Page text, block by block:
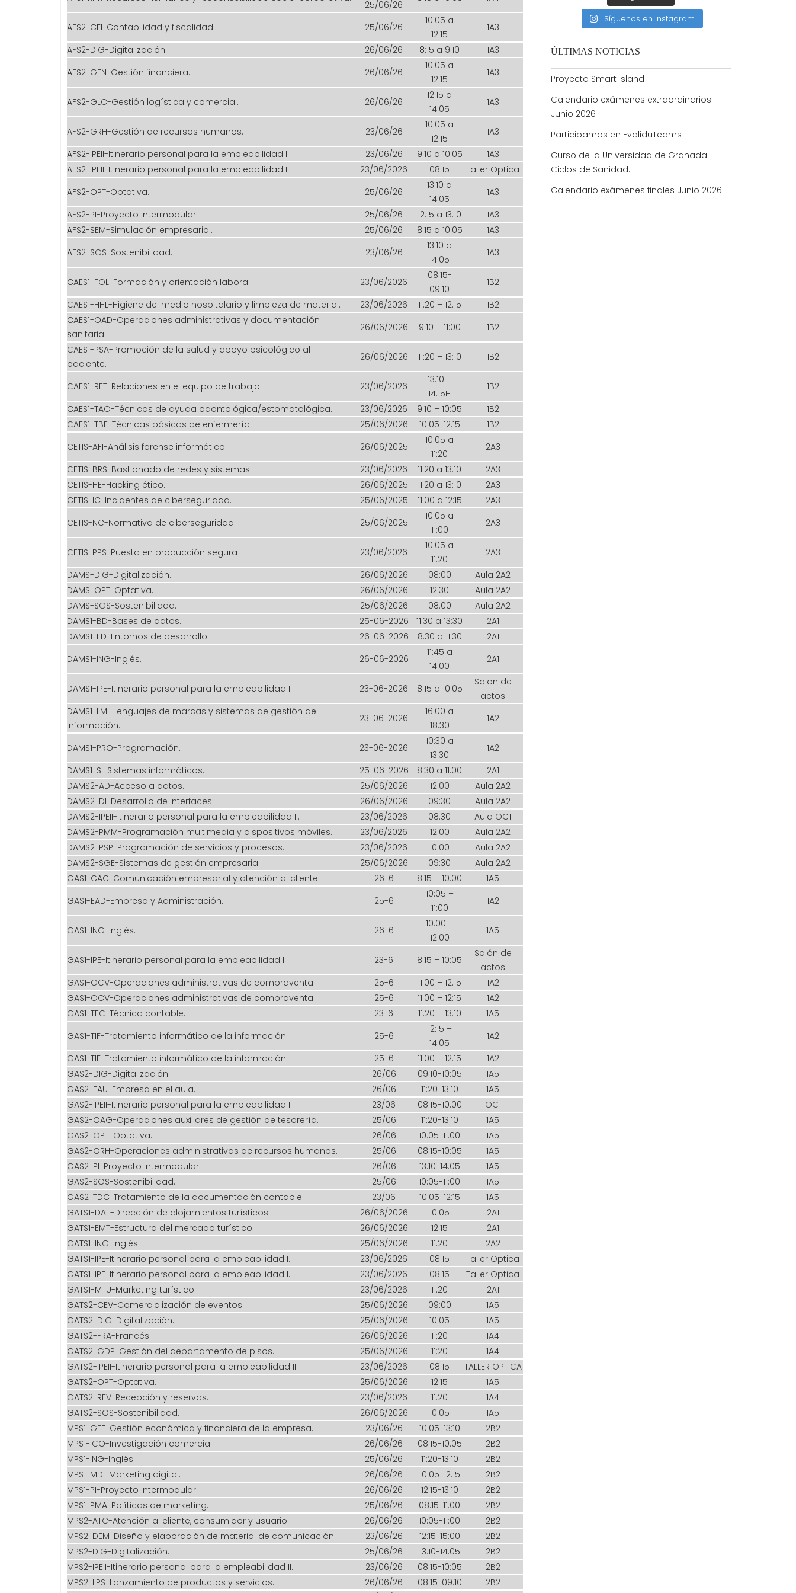
25/06/26
AFS2-CFI-Contabilidad y fiscalidad. 25/06/26
10:05 a
12:15
1A3
AFS2-DIG-Digitalización.
26/06/26 8:15 a 9:10
1A3
AFS2-GFN-Gestión financiera.
26/06/26
10:05 a
12:15
1A3
AFS2-GLC-Gestión logística y comercial. 26/06/26
12:15 a
14:05
1A3
AFS2-GRH-Gestión de recursos humanos. 23/06/26
10:05 a
12:15
1A3
AFS2-IPEII-Itinerario personal para la empleabilidad II.
23/06/26 9:10 a 10:05
1A3
AFS2-IPEII-Itinerario personal para la empleabilidad II.
23/06/2026 08:15
Taller Optica
AFS2-OPT-Optativa.
25/06/26
13:10 a
14:05
1A3
AFS2-PI-Proyecto intermodular.
25/06/26 12:15 a 13:10
1A3
AFS2-SEM-Simulación empresarial.
25/06/26 8:15 a 10:05
1A3
AFS2-SOS-Sostenibilidad.
23/06/26
13:10 a
14:05
1A3
CAES1-FOL-Formación y orientación laboral. 23/06/2026
08:15-
09:10
1B2
CAES1-HHL-Higiene del medio hospitalario y limpieza de material.
23/06/2026 11:20 – 12:15
1B2
CAES1-OAD-Operaciones administrativas y documentación
sanitaria.
26/06/2026 9:10 – 11:00
1B2
CAES1-PSA-Promoción de la salud y apoyo psicológico al
paciente.
26/06/2026 11:20 – 13:10 1B2
CAES1-RET-Relaciones en el equipo de trabajo. 23/06/2026
13:10 –
14:15H
1B2
CAES1-TAO-Técnicas de ayuda odontológica/estomatológica.
23/06/2026 9:10 – 10:05
1B2
CAES1-TBE-Técnicas básicas de enfermería.
25/06/2026 10:05-12:15
1B2
CETIS-AFI-Análisis forense informático.
26/06/2025
10:05 a
11:20
2A3
CETIS-BRS-Bastionado de redes y sistemas.
23/06/2026 11:20 a 13:10
2A3
CETIS-HE-Hacking ético.
26/06/2025 11:20 a 13:10
2A3
CETIS-IC-Incidentes de ciberseguridad.
25/06/2025 11:00 a 12:15
2A3
CETIS-NC-Normativa de ciberseguridad.
25/06/2025
10:05 a
11:00
2A3
CETIS-PPS-Puesta en producción segura 23/06/2026
10:05 a
11:20
2A3
DAMS-DIG-Digitalización.
26/06/2026 08:00
Aula 2A2
DAMS-OPT-Optativa.
26/06/2026 12:30
Aula 2A2
DAMS-SOS-Sostenibilidad.
25/06/2026 08:00
Aula 2A2
DAMS1-BD-Bases de datos.
25-06-2026 11:30 a 13:30
2A1
DAMS1-ED-Entornos de desarrollo.
26-06-2026 8:30 a 11:30
2A1
DAMS1-ING-Inglés.
26-06-2026
11:45 a
14:00
2A1
DAMS1-IPE-Itinerario personal para la empleabilidad I. 23-06-2026 8:15 a 10:05
Salon de
actos
DAMS1-LMI-Lenguajes de marcas y sistemas de gestión de
información.
23-06-2026
16:00 a
18:30
1A2
DAMS1-PRO-Programación. 23-06-2026
10:30 a
13:30
1A2
DAMS1-SI-Sistemas informáticos.
25-06-2026 8:30 a 11:00
2A1
DAMS2-AD-Acceso a datos.
25/06/2026 12:00
Aula 2A2
DAMS2-DI-Desarrollo de interfaces.
26/06/2026 09:30
Aula 2A2
DAMS2-IPEII-Itinerario personal para la empleabilidad II.
23/06/2026 08:30
Aula OC1
DAMS2-PMM-Programación multimedia y dispositivos móviles.
23/06/2026 12:00
Aula 2A2
DAMS2-PSP-Programación de servicios y procesos.
23/06/2026 10:00
Aula 2A2
DAMS2-SGE-Sistemas de gestión empresarial.
25/06/2026 09:30
Aula 2A2
GAS1-CAC-Comunicación empresarial y atención al cliente.
26-6 8:15 – 10:00
1A5
GAS1-EAD-Empresa y Administración.
25-6
10:05 –
11:00
1A2
GAS1-ING-Inglés. 26-6
10:00 –
12:00
1A5
GAS1-IPE-Itinerario personal para la empleabilidad I. 23-6 8:15 – 10:05
Salón de
actos
GAS1-OCV-Operaciones administrativas de compraventa.
25-6 11:00 – 12:15
1A2
GAS1-OCV-Operaciones administrativas de compraventa.
25-6 11:00 – 12:15
1A2
GAS1-TEC-Técnica contable.
23-6 11:20 – 13:10
1A5
GAS1-TIF-Tratamiento informático de la información.
25-6
12:15 –
14:05
1A2
GAS1-TIF-Tratamiento informático de la información.
25-6 11:00 – 12:15
1A2
GAS2-DIG-Digitalización.
26/06 09:10-10:05
1A5
GAS2-EAU-Empresa en el aula.
26/06 11:20-13:10
1A5
GAS2-IPEII-Itinerario personal para la empleabilidad II.
23/06 08:15-10:00
OC1
GAS2-OAG-Operaciones auxiliares de gestión de tesorería.
25/06 11:20-13:10
1A5
GAS2-OPT-Optativa.
26/06 10:05-11:00
1A5
GAS2-ORH-Operaciones administrativas de recursos humanos.
25/06 08:15-10:05
1A5
GAS2-PI-Proyecto intermodular.
26/06 13:10-14:05
1A5
GAS2-SOS-Sostenibilidad.
25/06 10:05-11:00
1A5
GAS2-TDC-Tratamiento de la documentación contable.
23/06 10:05-12:15
1A5
GATS1-DAT-Dirección de alojamientos turísticos.
26/06/2026 10:05
2A1
GATS1-EMT-Estructura del mercado turístico.
26/06/2026 12:15
2A1
GATS1-ING-Inglés.
25/06/2026 11:20
2A2
GATS1-IPE-Itinerario personal para la empleabilidad I.
23/06/2026 08:15
Taller Optica
GATS1-IPE-Itinerario personal para la empleabilidad I.
23/06/2026 08:15
Taller Optica
GATS1-MTU-Marketing turístico.
23/06/2026 11:20
2A1
GATS2-CEV-Comercialización de eventos.
25/06/2026 09:00
1A5
GATS2-DIG-Digitalización.
25/06/2026 10:05
1A5
GATS2-FRA-Francés.
26/06/2026 11:20
1A4
GATS2-GDP-Gestión del departamento de pisos.
25/06/2026 11:20
1A4
GATS2-IPEII-Itinerario personal para la empleabilidad II.
23/06/2026 08:15
TALLER OPTICA
GATS2-OPT-Optativa.
25/06/2026 12:15
1A5
GATS2-REV-Recepción y reservas.
23/06/2026 11:20
1A4
GATS2-SOS-Sostenibilidad.
26/06/2026 10:05
1A5
MPS1-GFE-Gestión económica y financiera de la empresa.
23/06/26 10:05-13:10
2B2
MPS1-ICO-Investigación comercial.
26/06/26 08:15-10:05
2B2
MPS1-ING-Inglés.
25/06/26 11:20-13:10
2B2
MPS1-MDI-Marketing digital.
26/06/26 10:05-12:15
2B2
MPS1-PI-Proyecto intermodular.
26/06/26 12:15-13:10
2B2
MPS1-PMA-Políticas de marketing.
25/06/26 08:15-11:00
2B2
MPS2-ATC-Atención al cliente, consumidor y usuario.
26/06/26 10:05-11:00
2B2
MPS2-DEM-Diseño y elaboración de material de comunicación.
23/06/26 12:15-15:00
2B2
MPS2-DIG-Digitalización.
25/06/26 13:10-14:05
2B2
MPS2-IPEII-Itinerario personal para la empleabilidad II.
23/06/26 08:15-10:05
2B2
MPS2-LPS-Lanzamiento de productos y servicios.
26/06/26 08:15-09:10
2B2
Síguenos en Instagram
ÚLTIMAS NOTICIAS
Proyecto Smart Island
Calendario exámenes extraordinarios
Junio 2026
Participamos en EvaliduTeams
Curso de la Universidad de Granada.
Ciclos de Sanidad.
Calendario exámenes finales Junio 2026